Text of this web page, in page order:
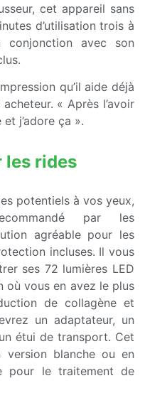
cet appareil sans
d’utilisation trois à
avec son
qu’il aide déjà
« Après l’avoir
j’adore ça ».
les rides
potentiels à vos yeux,
par les
agréable pour les
incluses. Il vous
ses 72 lumières LED
où vous en avez le plus
de collagène et
un adaptateur, un
étui de transport. Cet
version blanche ou en
pour le traitement de